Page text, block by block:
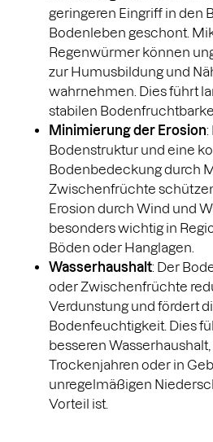
geringeren Eingriff in den
Bodenleben geschont.
Regenwürmer können
zur Humusbildung und
wahrnehmen. Dies führt
stabilen
Minimierung der Erosion:
Bodenstruktur und eine
Bodenbedeckung durch
Zwischenfrüchte
Erosion durch Wind und
besonders wichtig in
Böden oder Hanglagen.
Wasserhaushalt: Der
oder Zwischenfrüchte
Verdunstung und fördert
Bodenfeuchtigkeit. Dies
besseren
Trockenjahren oder in
unregelmäßigen
Vorteil ist.